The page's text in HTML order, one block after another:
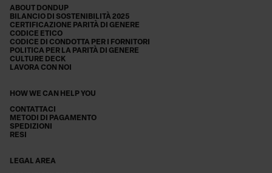
ABOUT DONDUP
BILANCIO DI SOSTENIBILITÀ 2025
CERTIFICAZIONE PARITÀ DI GENERE
CODICE ETICO
CODICE DI CONDOTTA PER I FORNITORI
POLITICA PER LA PARITÀ DI GENERE
CULTURE DECK
LAVORA CON NOI
HOW WE CAN HELP YOU
CONTATTACI
METODI DI PAGAMENTO
SPEDIZIONI
RESI
LEGAL AREA